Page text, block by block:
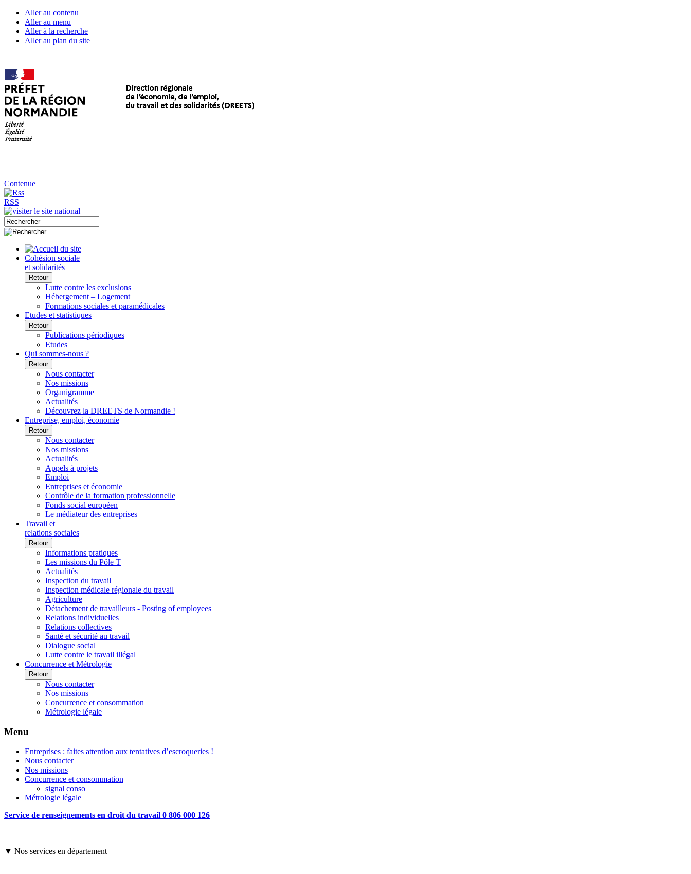
Aller au contenu
Aller au menu
Aller à la recherche
Aller au plan du site
Contenue
RSS
Cohésion sociale
et solidarités
Retour
Lutte contre les exclusions
Hébergement – Logement
Formations sociales et paramédicales
Etudes et statistiques
Retour
Publications périodiques
Etudes
Qui sommes-nous ?
Retour
Nous contacter
Nos missions
Organigramme
Actualités
Découvrez la DREETS de Normandie !
Entreprise, emploi, économie
Retour
Nous contacter
Nos missions
Actualités
Appels à projets
Emploi
Entreprises et économie
Contrôle de la formation professionnelle
Fonds social européen
Le médiateur des entreprises
Travail et
relations sociales
Retour
Informations pratiques
Les missions du Pôle T
Actualités
Inspection du travail
Inspection médicale régionale du travail
Agriculture
Détachement de travailleurs - Posting of employees
Relations individuelles
Relations collectives
Santé et sécurité au travail
Dialogue social
Lutte contre le travail illégal
Concurrence et Métrologie
Retour
Nous contacter
Nos missions
Concurrence et consommation
Métrologie légale
Menu
Entreprises : faites attention aux tentatives d’escroqueries !
Nous contacter
Nos missions
Concurrence et consommation
signal conso
Métrologie légale
Service de renseignements en droit du travail 0 806 000 126
▼ Nos services en département